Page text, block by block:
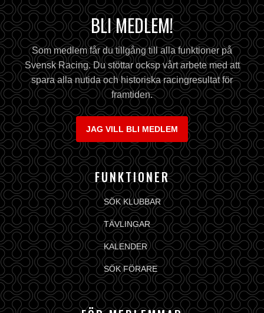
BLI MEDLEM!
Som medlem får du tillgång till alla funktioner på
Svensk Racing. Du stöttar ocksp vårt arbete med att
spara alla nutida och historiska racingresultat för
framtiden.
JAG VILL BLI MEDLEM
FUNKTIONER
SÖK KLUBBAR
TÄVLINGAR
KALENDER
SÖK FÖRARE